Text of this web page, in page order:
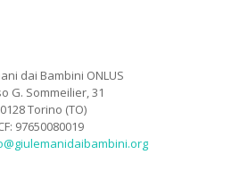
dai Bambini ONLUS
G. Sommeilier, 31
Torino (TO)
97650080019